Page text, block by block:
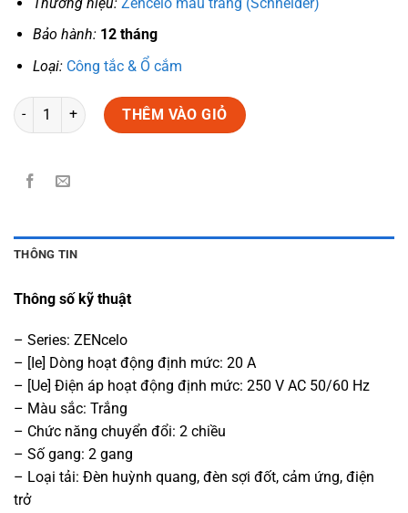
Bảo hành: 12 tháng
Loại: Công tắc & Ổ cắm
Số lượng THÊM VÀO GIỎ
THÔNG TIN
Thông số kỹ thuật
– Series: ZENcelo
– [Ie] Dòng hoạt động định mức: 20 A
– [Ue] Điện áp hoạt động định mức: 250 V AC 50/60 Hz
– Màu sắc: Trắng
– Chức năng chuyển đổi: 2 chiều
– Số gang: 2 gang
– Loại tải: Đèn huỳnh quang, đèn sợi đốt, cảm ứng, điện
trở